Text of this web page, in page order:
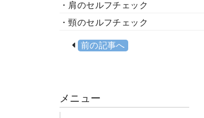
・肩のセルフチェック
・頸のセルフチェック
前の記事へ
メニュー